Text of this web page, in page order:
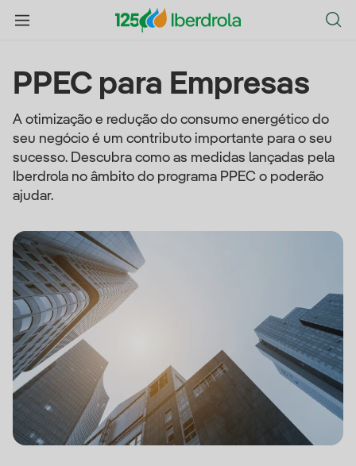
PPEC para Empresas
A otimização e redução do consumo energético do
seu negócio é um contributo importante para o seu
sucesso. Descubra como as medidas lançadas pela
Iberdrola no âmbito do programa PPEC o poderão
ajudar.